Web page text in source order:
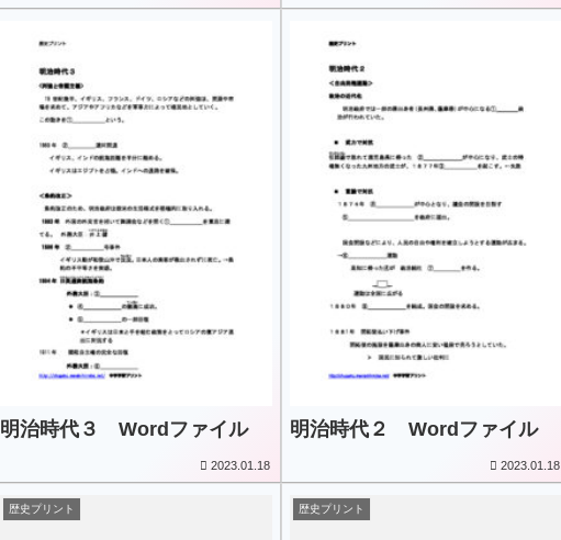
明治時代３ Wordファイル
2023.01.18
明治時代２ Wordファイル
2023.01.18
歴史プリント 歴史プリント